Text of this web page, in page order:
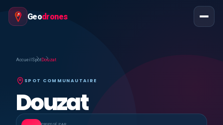
Geodrones
Accueil SpotDouzat
SPOT COMMUNAUTAIRE
Douzat